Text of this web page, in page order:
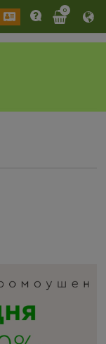
0